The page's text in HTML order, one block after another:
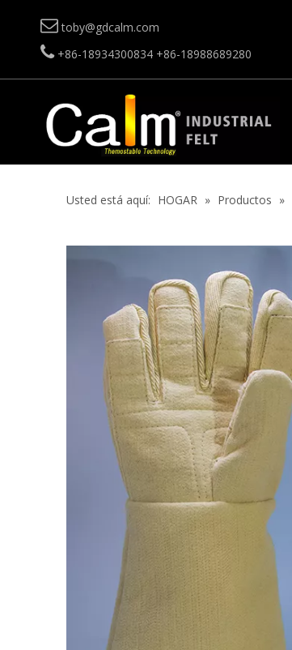
 toby@gdcalm.com
+86-18934300834 +86-18988689280
Usted está aquí: HOGAR » Productos »